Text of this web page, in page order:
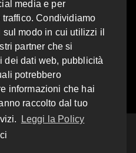
FM
media e per
Condividiamo
modo in cui utilizzi il
partner che si
dei dati web, pubblicità
potrebbero
informazioni che hai
raccolto dal tuo
Leggi la Policy